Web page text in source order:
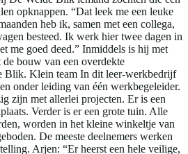
opknappen. “Dat leek me een leuke
heb ik, samen met een collega,
besteed. Ik werk hier twee dagen in
me goed deed.” Inmiddels is hij met
bouw van een overdekte
Blik. Klein team In dit leer-werkbedrijf
onder leiding van één werkbegeleider.
zijn met allerlei projecten. Er is een
Verder is er een grote tuin. Alle
worden in het kleine winkeltje van
De meeste deelnemers werken
Arjen: “Er heerst een hele veilige,